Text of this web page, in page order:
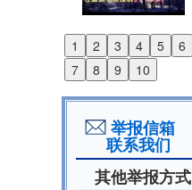
1 2 3 4 5
6
7
8 9 10
Previous
Next
举报信箱
联系我们
其他举报方式